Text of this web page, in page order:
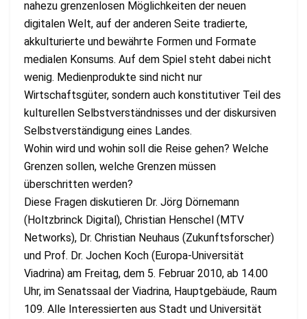
nahezu grenzenlosen Möglichkeiten der neuen
digitalen Welt, auf der anderen Seite tradierte,
akkulturierte und bewährte Formen und Formate
medialen Konsums. Auf dem Spiel steht dabei nicht
wenig. Medienprodukte sind nicht nur
Wirtschaftsgüter, sondern auch konstitutiver Teil des
kulturellen Selbstverständnisses und der diskursiven
Selbstverständigung eines Landes.
Wohin wird und wohin soll die Reise gehen? Welche
Grenzen sollen, welche Grenzen müssen
überschritten werden?
Diese Fragen diskutieren Dr. Jörg Dörnemann
(Holtzbrinck Digital), Christian Henschel (MTV
Networks), Dr. Christian Neuhaus (Zukunftsforscher)
und Prof. Dr. Jochen Koch (Europa-Universität
Viadrina) am Freitag, dem 5. Februar 2010, ab 14.00
Uhr, im Senatssaal der Viadrina, Hauptgebäude, Raum
109. Alle Interessierten aus Stadt und Universität